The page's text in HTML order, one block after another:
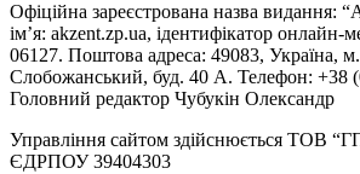
Офіційна зареєстрована назва видання:
ім’я: akzent.zp.ua, ідентифікатор онлайн-
06127. Поштова адреса: 49083, Україна,
Слобожанський, буд. 40 А. Телефон: +38
Головний редактор Чубукін Олександр
Управління сайтом здійснюється ТОВ
ЄДРПОУ 39404303